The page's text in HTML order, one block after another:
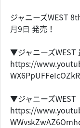
ジャニーズWEST
月9日 発売！
▼ジャニーズ
https://
▼ジャニーズ
https://